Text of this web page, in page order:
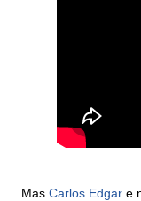
Mas Carlos Edgar e